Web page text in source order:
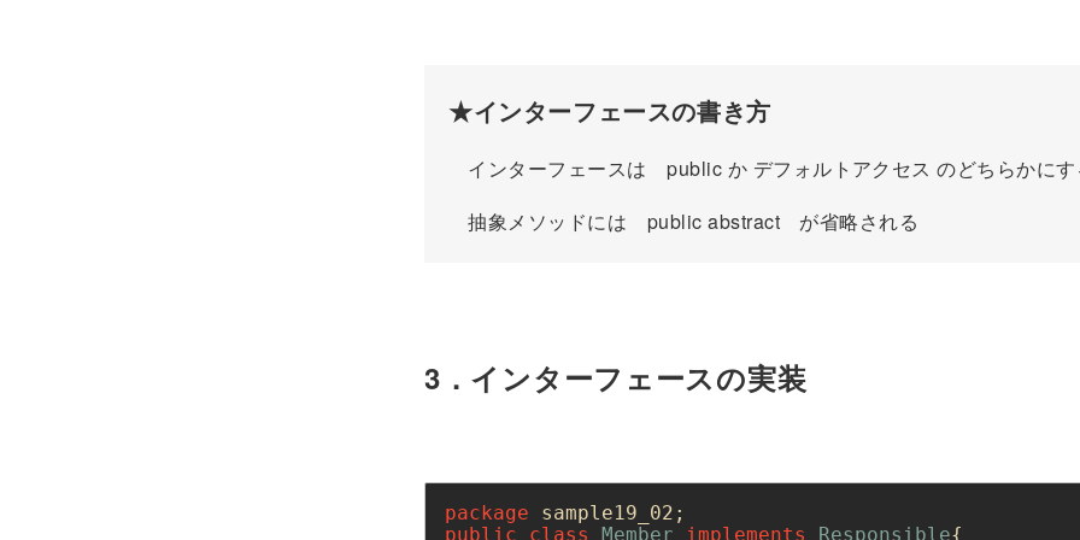
★インターフェースの書き方
インターフェースは public か デフォルトアクセス のどちらかに
抽象メソッドには public abstract が省略される
3．インターフェースの実装
package
public
class Member implements Responsible